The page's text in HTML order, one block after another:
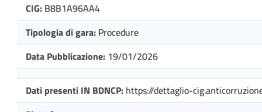
CIG: B8B1A96AA4
Tipologia di gara: Procedure
Data Pubblicazione: 19/01/2026
Dati presenti IN BDNCP: https://dettaglio-